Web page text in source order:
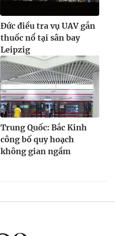
Đức điều tra vụ UAV gắn
thuốc nổ tại sân bay
Leipzig
Trung Quốc: Bắc Kinh
công bố quy hoạch
không gian ngầm